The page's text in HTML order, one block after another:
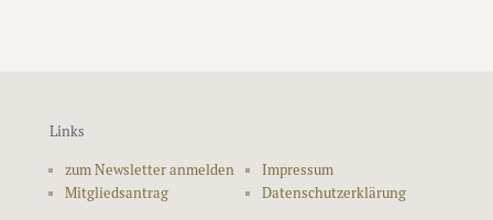
Links
zum Newsletter anmelden
Mitgliedsantrag
Impressum
Datenschutzerklärung